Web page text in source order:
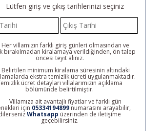
Lütfen giriş ve çıkış tarihlerinizi seçiniz
Her villamızın farklı giriş günleri olmasından ve
bırakılmadan kiralamaya verildiğinden, ön talep
öncesi teyit alınız.
Belirtilen minimum kiralama süresinin altındaki
ekstra temizlik ücreti uygulanmaktadır.
ücret detayları villalarımızın açıklama
bölümünde belirtilmiştir.
Villamıza ait avantajlı fiyatlar ve farklı gün
için 05334194899 numarasını arayabilir,
Whatsapp üzerinden de iletişime
geçebilirsiniz.